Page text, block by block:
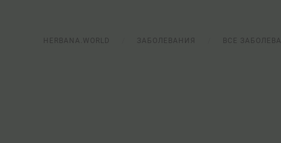
HERBANA.WORLD ЗАБОЛЕВАНИЯ ВСЕ